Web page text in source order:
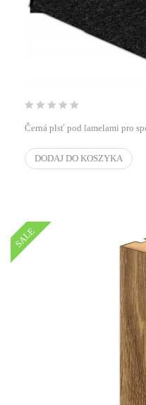
Černá plsť pod lamelami pro
DODAJ DO KOSZYKA
SALE